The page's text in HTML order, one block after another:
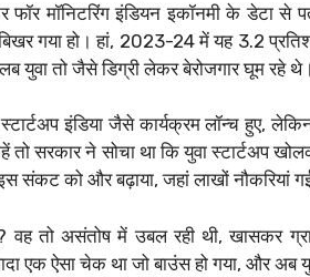
मॉनिटरिंग इंडियन इकॉनमी के डेटा से
गया हो। हां, 2023-24 में यह 3.2
युवा तो जैसे डिग्री लेकर बेरोजगार घूम रहे थे।
इंडिया जैसे कार्यक्रम लॉन्च हुए,
तो सरकार ने सोचा था कि युवा स्टार्टअप
इस संकट को और बढ़ाया, जहां लाखों नौकरियां
वह तो असंतोष में उबल रही थी, खासकर
एक ऐसा चेक था जो बाउंस हो गया, और अब